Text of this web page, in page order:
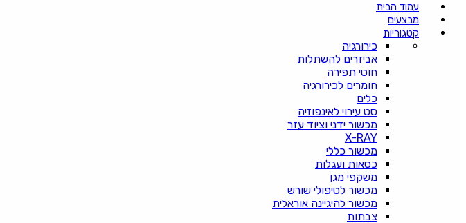
עמוד הבית
מבצעים
קטגוריות
כירורגיה
אביזרים להשתלות
חוטי תפירה
חומרים לכירורגיה
כלים
סט עירוי לאינפוזיה
מכשור ידני וציוד עזר
X-RAY
מכשור כללי
כסאות ועגלות
משקפי מגן
מכשור לטיפולי שורש
מכשור להיגיינה אוראלית
צבתות